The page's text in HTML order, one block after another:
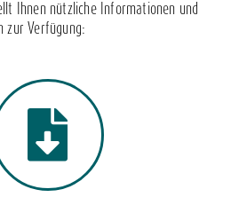
Ihnen nützliche Informationen und
zur Verfügung: